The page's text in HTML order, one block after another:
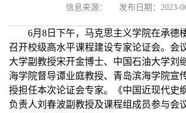
信息来源： 发布日期：2023-
6月 8 日下午， 马克思主义学院在承德
召开校级高水平课程建设专家论证会。会
大学副教授宋开金博士、 中国石油大学刘
海学院督导谭业庭教授、青岛滨海学院宣
授担任本次论证会专家。《中国近现代史
负责人刘春波副 教授及课程组成员参与会